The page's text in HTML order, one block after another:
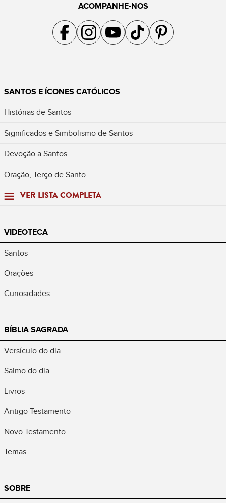
ACOMPANHE-NOS
Acompanhe a gente no Facebook
Acompanhe a gente no Instagram
Acompanhe a gente no YouTube
Acompanhe a gente no TikTok
Acompanhe a gente no
SANTOS E ÍCONES CATÓLICOS
Histórias de Santos
Significados e Simbolismo de Santos
Devoção a Santos
Oração, Terço de Santo
VER LISTA COMPLETA
VIDEOTECA
Santos
Orações
Curiosidades
BÍBLIA SAGRADA
Versículo do dia
Salmo do dia
Livros
Antigo Testamento
Novo Testamento
Temas
SOBRE